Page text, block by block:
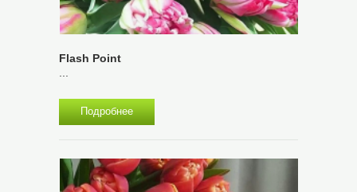
Flash Point
...
Подробнее